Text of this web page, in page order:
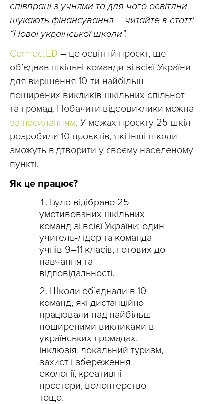
співпраці з учнями та для чого освітяни
шукають фінансування – читайте в статті
“Нової української школи”.
ConnectED – це освітній проєкт, що
об’єднав шкільні команди зі всієї України
для вирішення 10-ти найбільш
поширених викликів шкільних спільнот
та громад. Побачити відеовиклики можна
за посиланням. У межах проєкту 25 шкіл
розробили 10 проєктів, які інші школи
зможуть відтворити у своєму населеному
пункті.
Як це працює?
Було відібрано 25
умотивованих шкільних
команд зі всієї України: один
учитель-лідер та команда
учнів 9–11 класів, готових до
навчання та
відповідальності.
Школи об’єднали в 10
команд, які дистанційно
працювали над найбільш
поширеними викликами в
українських громадах:
інклюзія, локальний туризм,
захист і збереження
екології, креативні
простори, волонтерство
тощо.